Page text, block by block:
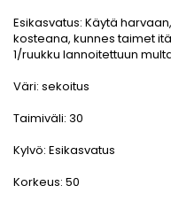
Esikasvatus: Käytä
kosteana, kunnes taimet
1/ruukku lannoitettuun
Väri: sekoitus
Taimiväli: 30
Kylvö: Esikasvatus
Korkeus: 50